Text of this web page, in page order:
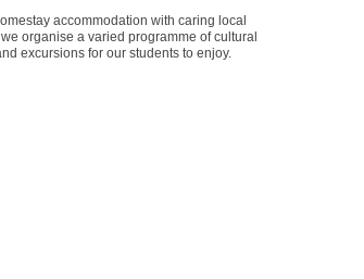
accommodation with caring local
organise a varied programme of cultural
excursions for our students to enjoy.